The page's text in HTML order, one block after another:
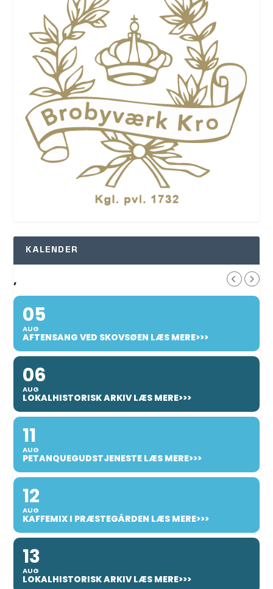
KALENDER
,
05
AUG
AFTENSANG VED SKOVSØEN LÆS MERE>>>
06
AUG
LOKALHISTORISK ARKIV LÆS MERE>>>
11
AUG
PETANQUEGUDSTJENESTE LÆS MERE>>>
12
AUG
KAFFEMIX I PRÆSTEGÅRDEN LÆS MERE>>>
13
AUG
LOKALHISTORISK ARKIV LÆS MERE>>>